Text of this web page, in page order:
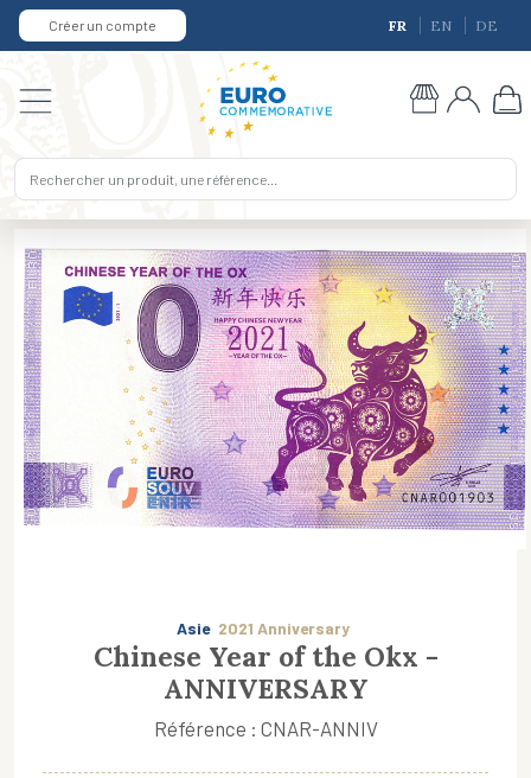
Créer un compte FR EN DE
Asie 2021 Anniversary
Chinese Year of the Okx -
ANNIVERSARY
Référence : CNAR-ANNIV